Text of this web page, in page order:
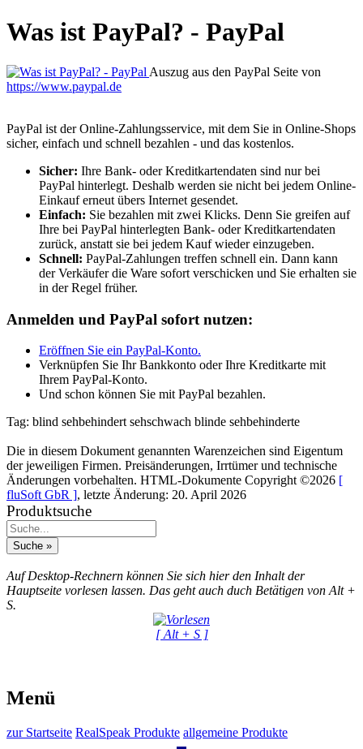
Was ist PayPal? - PayPal
Auszug aus den PayPal Seite von
https://www.paypal.de
PayPal ist der Online-Zahlungsservice, mit dem Sie in Online-Shops
sicher, einfach und schnell bezahlen - und das kostenlos.
Sicher: Ihre Bank- oder Kreditkartendaten sind nur bei
PayPal hinterlegt. Deshalb werden sie nicht bei jedem Online-
Einkauf erneut übers Internet gesendet.
Einfach: Sie bezahlen mit zwei Klicks. Denn Sie greifen auf
Ihre bei PayPal hinterlegten Bank- oder Kreditkartendaten
zurück, anstatt sie bei jedem Kauf wieder einzugeben.
Schnell: PayPal-Zahlungen treffen schnell ein. Dann kann
der Verkäufer die Ware sofort verschicken und Sie erhalten sie
in der Regel früher.
Anmelden und PayPal sofort nutzen:
Eröffnen Sie ein PayPal-Konto.
Verknüpfen Sie Ihr Bankkonto oder Ihre Kreditkarte mit
Ihrem PayPal-Konto.
Und schon können Sie mit PayPal bezahlen.
Tag: blind sehbehindert sehschwach blinde sehbehinderte
Die in diesem Dokument genannten Warenzeichen sind Eigentum
der jeweiligen Firmen. Preisänderungen, Irrtümer und technische
Änderungen vorbehalten. HTML-Dokumente Copyright ©2026 [
fluSoft GbR ], letzte Änderung: 20. April 2026
Produktsuche
Auf Desktop-Rechnern können Sie sich hier den Inhalt der
Hauptseite vorlesen lassen. Das geht auch duch Betätigen von Alt +
S.
[ Alt + S ]
Menü
zur Startseite RealSpeak Produkte allgemeine Produkte